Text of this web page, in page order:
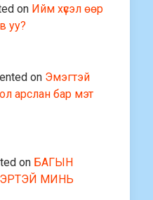
on Ийм хүсэл өөр
уу?
on Эмэгтэй
арслан бар мэт
on БАГЫН
МИНЬ